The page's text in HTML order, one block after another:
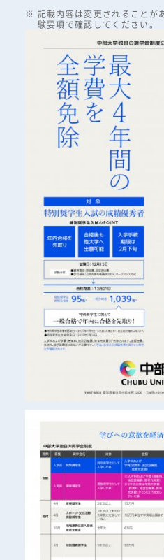
記載内容は変更されることが
験要項で確認してください。